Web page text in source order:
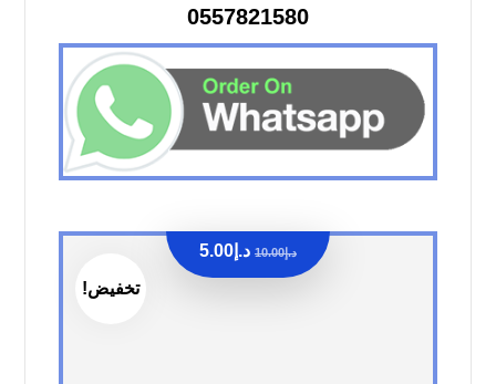
0557821580
تخفيض!
د.إ10.00 د.إ 5.00